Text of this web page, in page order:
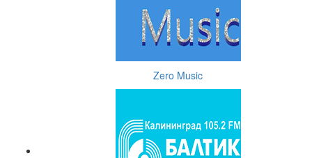
Zero Music